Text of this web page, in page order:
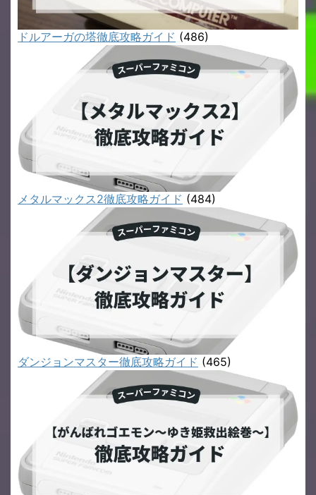
ドルアーガの塔徹底攻略ガイド (486)
メタルマックス2徹底攻略ガイド (484)
ダンジョンマスター徹底攻略ガイド (465)